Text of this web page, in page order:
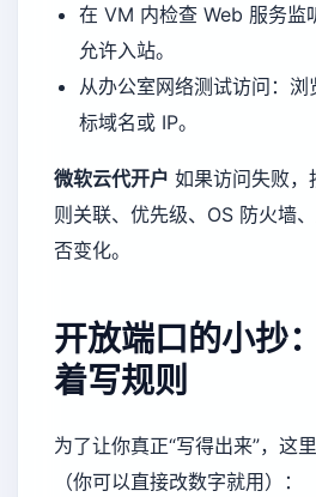
在 VM 内检查 Web 服务监
允许入站。
从办公室网络测试访问：
标域名或 IP。
微软云代开户 如果访问失败，
则关联、优先级、OS 防火墙
否变化。
开放端口的小抄
着写规则
为了让你真正“写得出来”，这
（你可以直接改数字就用）：